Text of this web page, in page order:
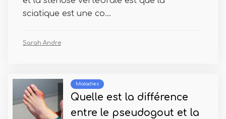
sciatique est une co...
Sarah Andre
Maladies
Quelle est la différence
entre le pseudogout et la